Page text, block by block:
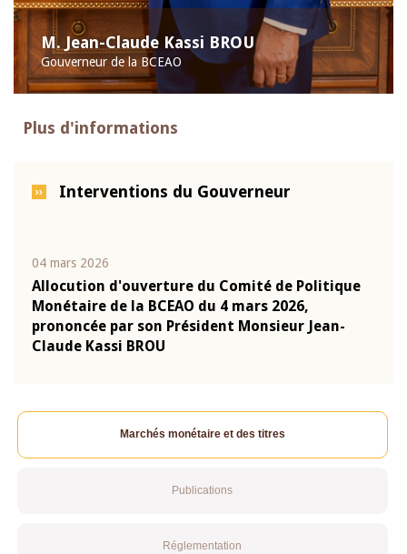
M. Jean-Claude Kassi BROU
Gouverneur de la BCEAO
Plus d'informations
Interventions du Gouverneur
04 mars 2026
Allocution d'ouverture du Comité de Politique
Monétaire de la BCEAO du 4 mars 2026,
prononcée par son Président Monsieur Jean-
Claude Kassi BROU
Marchés monétaire et des titres
Publications
Réglementation